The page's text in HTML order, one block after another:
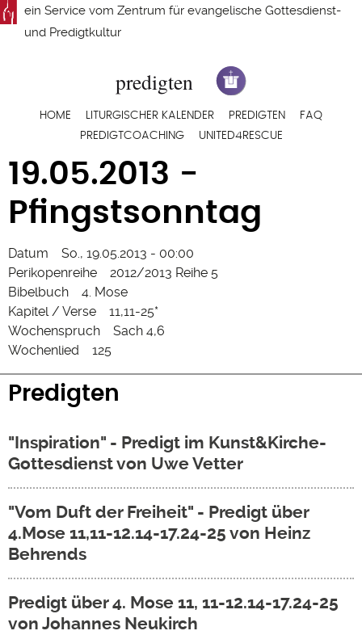
Direkt
zum
ein Service vom Zentrum für evangelische Gottesdienst-
und Predigtkultur
Hauptnavigation
HOME LITURGISCHER KALENDER PREDIGTEN
FAQ
PREDIGTCOACHING
UNITED4RESCUE
19.05.2013 -
Pfingstsonntag
Datum
So., 19.05.2013 - 00:00
Perikopenreihe
2012/2013 Reihe 5
Bibelbuch
4. Mose
Kapitel / Verse
11,11-25*
Wochenspruch
Sach 4,6
Wochenlied
125
Predigten
"Inspiration" - Predigt im Kunst&Kirche-
Gottesdienst von Uwe Vetter
"Vom Duft der Freiheit" - Predigt über
4.Mose 11,11-12.14-17.24-25 von Heinz
Behrends
Predigt über 4. Mose 11, 11-12.14-17.24-25
von Johannes Neukirch